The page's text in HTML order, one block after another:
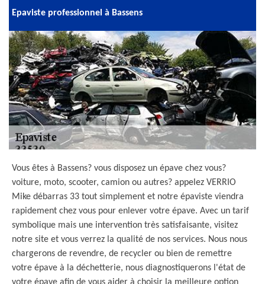
Epaviste professionnel à Bassens
Vous êtes à Bassens? vous disposez un épave chez vous?
voiture, moto, scooter, camion ou autres? appelez VERRIO
Mike débarras 33 tout simplement et notre épaviste viendra
rapidement chez vous pour enlever votre épave. Avec un tarif
symbolique mais une intervention très satisfaisante, visitez
notre site et vous verrez la qualité de nos services. Nous nous
chargerons de revendre, de recycler ou bien de remettre
votre épave à la déchetterie, nous diagnostiquerons l'état de